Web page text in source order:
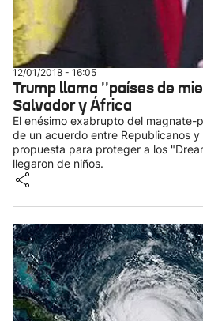
12/01/2018 - 16:05
Trump llama ''países de
Salvador y África
El enésimo exabrupto del magnate-
de un acuerdo entre Republicanos y
propuesta para proteger a los
llegaron de niños.